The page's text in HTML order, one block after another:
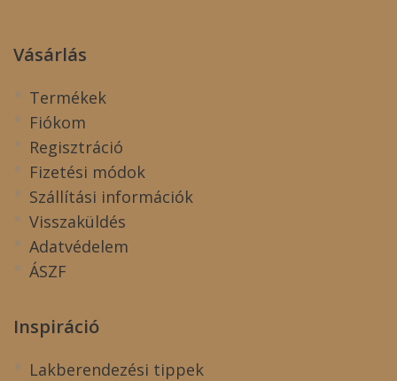
Vásárlás
Termékek
Fiókom
Regisztráció
Fizetési módok
Szállítási információk
Visszaküldés
Adatvédelem
ÁSZF
Inspiráció
Lakberendezési tippek